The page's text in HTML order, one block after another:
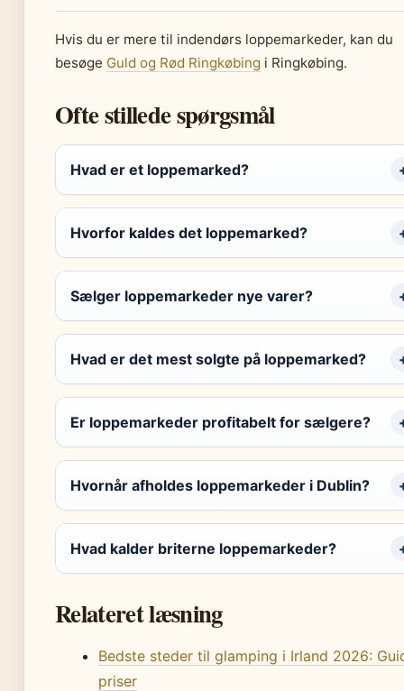
Hvis du er mere til indendørs loppemarkeder, kan du
besøge Guld og Rød Ringkøbing i Ringkøbing.
Ofte stillede spørgsmål
Hvad er et loppemarked?
Hvorfor kaldes det loppemarked?
Sælger loppemarkeder nye varer?
Hvad er det mest solgte på loppemarked?
Er loppemarkeder profitabelt for sælgere?
Hvornår afholdes loppemarkeder i Dublin?
Hvad kalder briterne loppemarkeder?
Relateret læsning
Bedste steder til glamping i Irland 2026:
priser